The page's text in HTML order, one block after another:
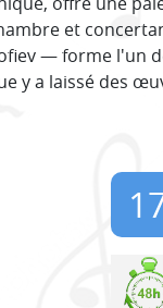
et
— forme l'un
y a laissé des